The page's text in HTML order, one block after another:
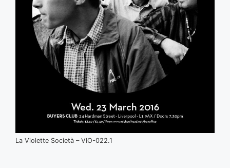
La Violette Società – VIO-022.1